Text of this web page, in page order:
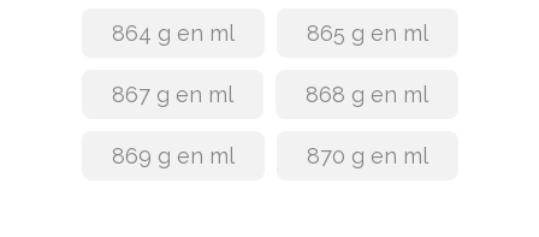
864 g en ml 865 g en ml
867 g en ml 868 g en ml
869 g en ml 870 g en ml